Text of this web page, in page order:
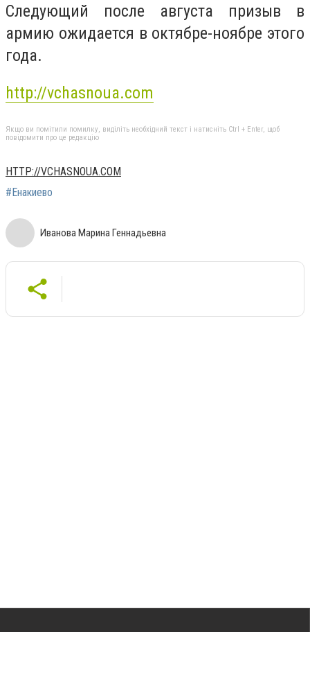
Следующий после августа призыв в
армию ожидается в октябре-ноябре этого
года.
http://vchasnoua.com
Якщо ви помітили помилку, виділіть необхідний текст і натисніть Ctrl + Enter, щоб
повідомити про це редакцію
HTTP://VCHASNOUA.COM
#Енакиево
Иванова Марина Геннадьевна